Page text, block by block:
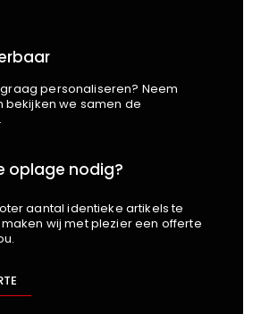
personaliseren? Neem
bekijken we samen de
oplage nodig?
aantal identieke artikels te
wij met plezier een offerte